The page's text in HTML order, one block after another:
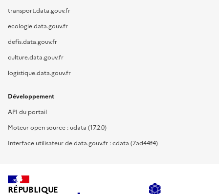
transport.data.gouv.fr
ecologie.data.gouv.fr
defis.data.gouv.fr
culture.data.gouv.fr
logistique.data.gouv.fr
Développement
API du portail
Moteur open source : udata (17.2.0)
Interface utilisateur de data.gouv.fr : cdata (7ad44f4)
RÉPUBLIQUE